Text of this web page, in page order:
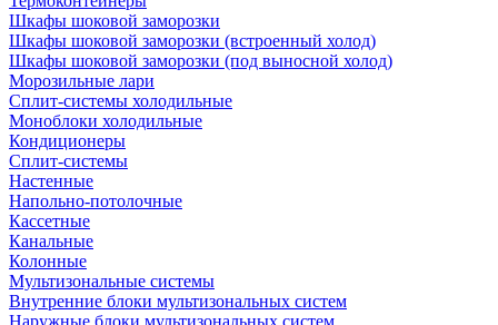
Шкафы шоковой заморозки
Шкафы шоковой заморозки (встроенный холод)
Шкафы шоковой заморозки (под выносной холод)
Морозильные лари
Сплит-системы холодильные
Моноблоки холодильные
Кондиционеры
Сплит-системы
Настенные
Напольно-потолочные
Кассетные
Канальные
Колонные
Мультизональные системы
Внутренние блоки мультизональных систем
Наружные блоки мультизональных систем